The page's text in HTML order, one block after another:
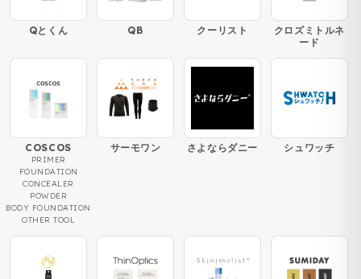
Qとくん QB クーリスト
クロズミトルネ
ード
COSCOS
PRIMER
FOUNDATION
CONCEALER
POWDER
BODY FOUNDATION
OTHER TOOL
サーモワン さよならダニー シュワッチ